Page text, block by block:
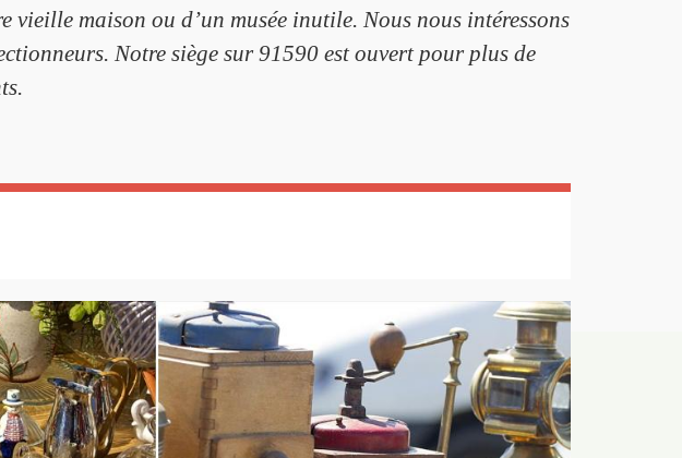
maison ou d’un musée inutile. Nous nous intéressons
Notre siège sur 91590 est ouvert pour plus de